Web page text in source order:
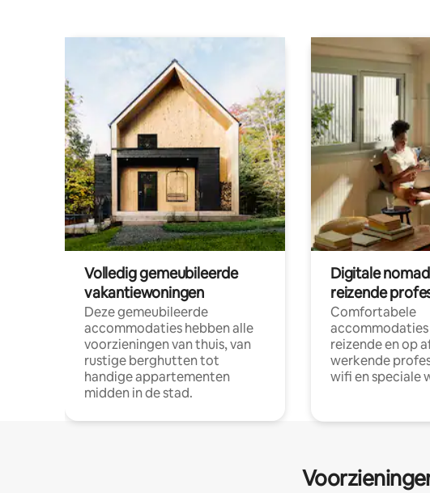
Volledig gemeubileerde
vakantiewoningen
Deze gemeubileerde
accommodaties hebben alle
voorzieningen van thuis, van
rustige berghutten tot
handige appartementen
midden in de stad.
Digitale
reizende
Comfortabele
reizende en op
werkende
wifi en speciale